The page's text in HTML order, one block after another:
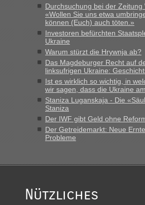
Durchsuchung bei der Zeitung
«Wollen Sie uns etwa
können (Euch) auch töten.»
Investoren befürchten
Ukraine
Warum stürzt die Hrywnja ab?
Das Magdeburger Recht auf
linksufrigen Ukraine:
Ist es wirklich so wichtig, in
wir sagen, dass die Ukraine
Staniza Luganskaja - Die
Staniza
Der IWF gibt Geld ohne
Der Getreidemarkt: Neue
Probleme
Nützliches